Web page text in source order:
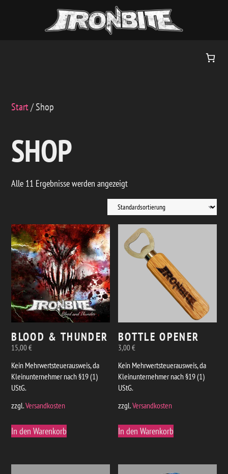
Start/ Shop
SHOP
Alle 11 Ergebnisse werden angezeigt
BLOOD & THUNDER
15,00€
Kein Mehrwertsteuerausweis, da
Kleinunternehmer nach §19 (1)
UStG.
zzgl.Versandkosten
In den Warenkorb
BOTTLE OPENER
3,00€
Kein Mehrwertsteuerausweis, da
Kleinunternehmer nach §19 (1)
UStG.
zzgl.Versandkosten
In den Warenkorb